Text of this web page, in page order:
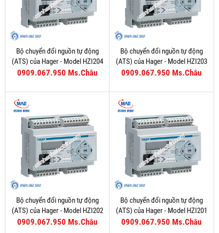
Bộ chuyển đổi nguồn tự động
(ATS) của Hager - Model HZI204
0909.067.950 Ms.Châu
Bộ chuyển đổi nguồn tự động
(ATS) của Hager - Model HZI203
0909.067.950 Ms.Châu
Bộ chuyển đổi nguồn tự động
(ATS) của Hager - Model HZI202
0909.067.950 Ms.Châu
Bộ chuyển đổi nguồn tự động
(ATS) của Hager - Model HZI201
0909.067.950 Ms.Châu